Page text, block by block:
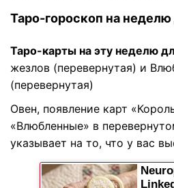
Таро-гороскоп на
Таро-карты на эту неделю
жезлов (перевернутая) и
(перевернутая)
Овен, появление карт
«Влюбленные» в
указывает на то, что у вас